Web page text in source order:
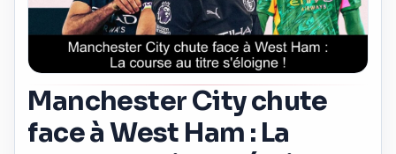
Manchester City chute
face à West Ham : La